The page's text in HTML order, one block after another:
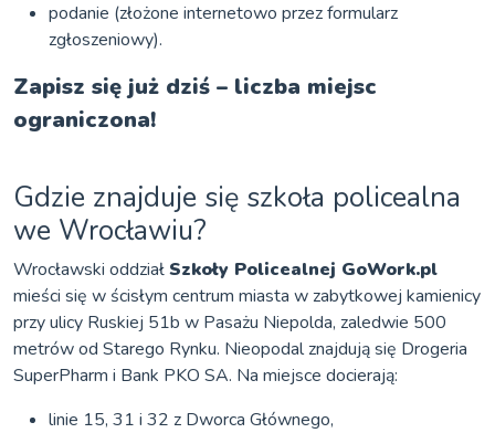
podanie (złożone internetowo przez formularz
zgłoszeniowy).
Zapisz się już dziś – liczba miejsc
ograniczona!
Gdzie znajduje się szkoła policealna
we Wrocławiu?
Wrocławski oddziałSzkoły Policealnej GoWork.pl
mieści się w ścisłym centrum miasta w zabytkowej kamienicy
przy ulicy Ruskiej 51b w Pasażu Niepolda, zaledwie 500
metrów od Starego Rynku. Nieopodal znajdują się Drogeria
SuperPharm i Bank PKO SA. Na miejsce docierają:
linie 15, 31 i 32 z Dworca Głównego,